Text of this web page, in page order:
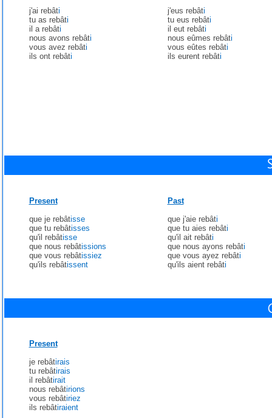
j'ai rebâti
tu as rebâti
il a rebâti
nous avons rebâti
vous avez rebâti
ils ont rebâti
j'eus rebâti
tu eus rebâti
il eut rebâti
nous eûmes rebâti
vous eûtes rebâti
ils eurent rebâti
Present
que je rebâtisse
que tu rebâtisses
qu'il rebâtisse
que nous rebâtissions
que vous rebâtissiez
qu'ils rebâtissent
Past
que j'aie rebâti
que tu aies rebâti
qu'il ait rebâti
que nous ayons rebâti
que vous ayez rebâti
qu'ils aient rebâti
Present
je rebâtirais
tu rebâtirais
il rebâtirait
nous rebâtirions
vous rebâtiriez
ils rebâtiraient